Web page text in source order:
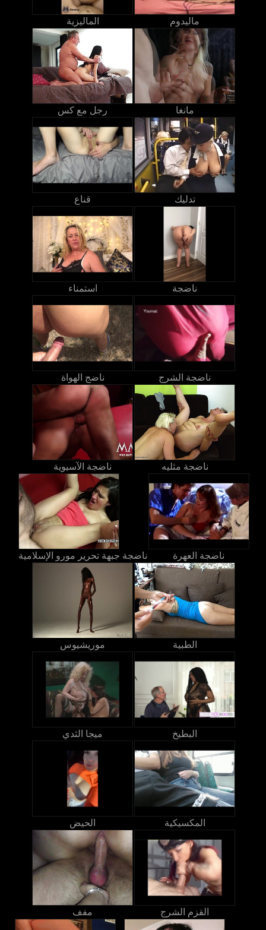
الماليزية ماليدوم
رجل مع كس مانغا
قناع تدليك
استمناء ناضجة
ناضج الهواة ناضجة الشرج
ناضجة الآسيوية ناضجة مثليه
ناضجة جبهة تحرير مورو الإسلامية ناضجة العهرة
موريشيوس الطبية
ميجا الثدي البطيخ
الحيض المكسيكية
مفف القزم الشرج